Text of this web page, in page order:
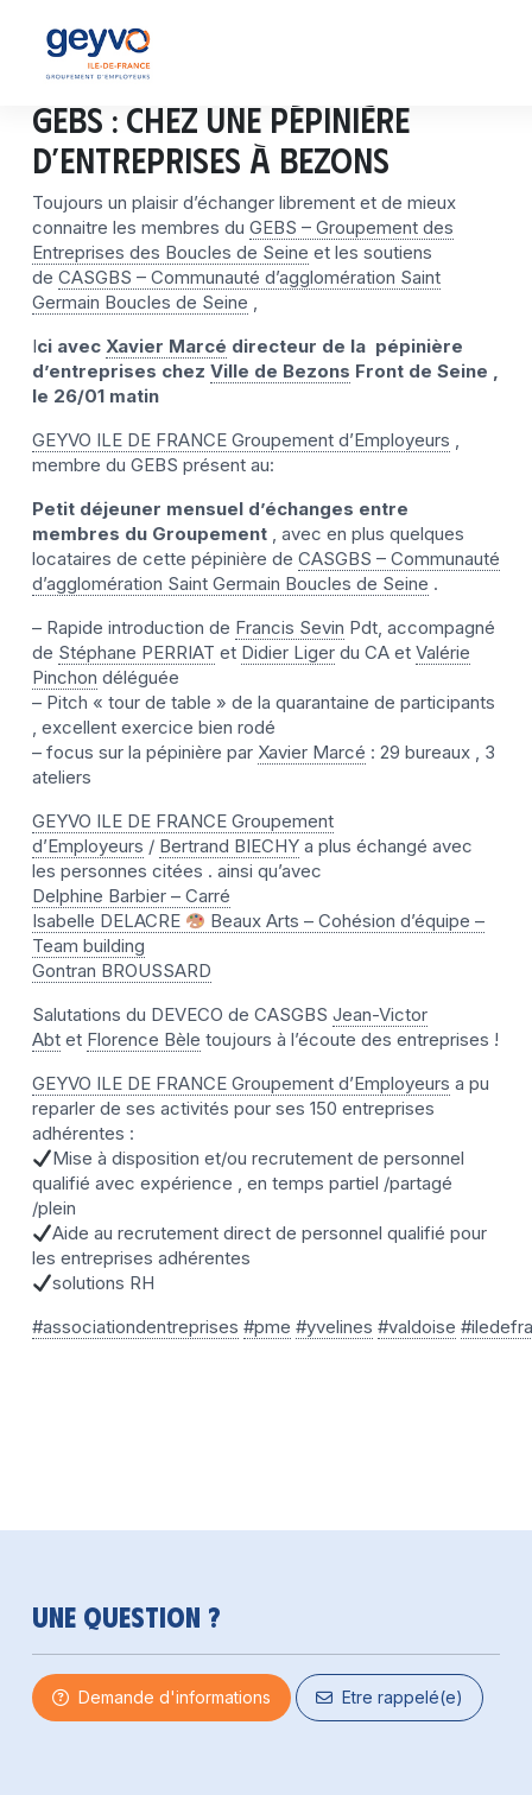
GEBS : Chez Une pépinière
d’entreprises à Bezons
Toujours un plaisir d’échanger librement et de mieux
connaitre les membres du GEBS – Groupement des
Entreprises des Boucles de Seine et les soutiens
de CASGBS – Communauté d’agglomération Saint
Germain Boucles de Seine ,
Ici avec Xavier Marcé directeur de la pépinière
d’entreprises chez Ville de Bezons Front de Seine ,
le 26/01 matin
GEYVO ILE DE FRANCE Groupement d’Employeurs ,
membre du GEBS présent au:
Petit déjeuner mensuel d’échanges entre
membres du Groupement , avec en plus quelques
locataires de cette pépinière de CASGBS – Communauté
d’agglomération Saint Germain Boucles de Seine .
– Rapide introduction de Francis Sevin Pdt, accompagné
de Stéphane PERRIAT et Didier Liger du CA et Valérie
Pinchon déléguée
– Pitch « tour de table » de la quarantaine de participants
, excellent exercice bien rodé
– focus sur la pépinière par Xavier Marcé : 29 bureaux , 3
ateliers
GEYVO ILE DE FRANCE Groupement
d’Employeurs / Bertrand BIECHY a plus échangé avec
les personnes citées . ainsi qu’avec
Delphine Barbier – Carré
Isabelle DELACRE
Beaux Arts – Cohésion d’équipe –
Team building
Gontran BROUSSARD
Salutations du DEVECO de CASGBS Jean-Victor
Abt et Florence Bèle toujours à l’écoute des entreprises !
GEYVO ILE DE FRANCE Groupement d’Employeurs a pu
reparler de ses activités pour ses 150 entreprises
adhérentes :
Mise à disposition et/ou recrutement de personnel
qualifié avec expérience , en temps partiel /partagé
/plein
Aide au recrutement direct de personnel qualifié pour
les entreprises adhérentes
solutions RH
#associationdentreprises #pme #yvelines #valdoise
Une question ?
Demande d'informations Etre rappelé(e)